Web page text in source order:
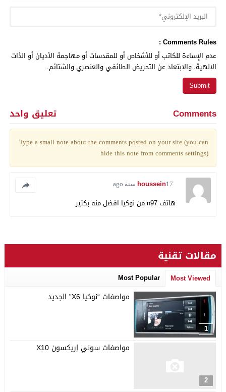
Comments Rules :
عدم الإساءة للكاتب أو للأشخاص أو للمقدسات أو مهاجمة الأديان أو الذات
الالهية. والابتعاد عن التحريض الطائفي والعنصري والشتائم.
Comments تعليق واحد
Type a small note about the comments posted on your site (you can
hide this note from comments settings)
houssein17 سنة ago
هاتف n97 من نوكيا افضل منه بكثير
مقالات تقنية
Most Viewed
Most Popular
1
مواصفات “نوكيا X6” الجديد
2
مواصفات سوني إريكسون X10